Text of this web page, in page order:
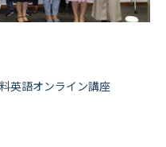
英語オンライン講座